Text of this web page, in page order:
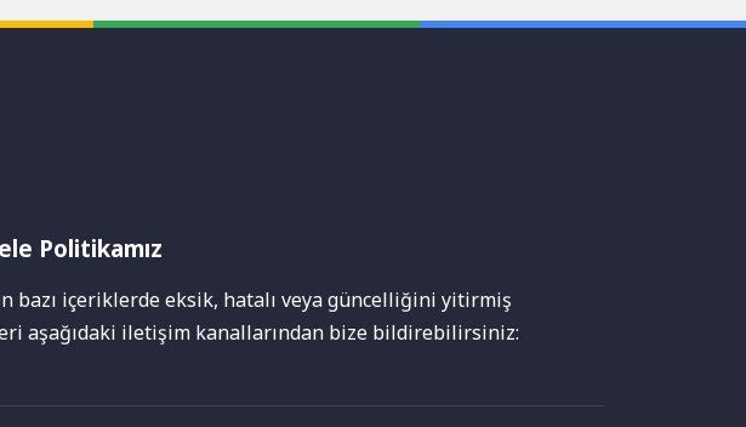
Politikamız
bazı içeriklerde eksik, hatalı veya güncelliğini yitirmiş
aşağıdaki iletişim kanallarından bize bildirebilirsiniz: